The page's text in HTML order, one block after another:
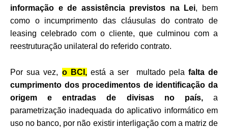
informação e de assistência previstos na Lei, bem
como o incumprimento das cláusulas do contrato de
leasing celebrado com o cliente, que culminou com a
reestruturação unilateral do referido contrato.
Por sua vez, o BCI, está a ser multado pela falta de
cumprimento dos procedimentos de identificação da
origem e entradas de divisas no país,a
parametrização inadequada do aplicativo informático em
uso no banco, por não existir interligação com a matriz de